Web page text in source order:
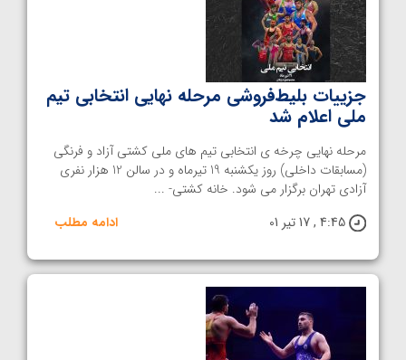
جزییات بلیط‌فروشی مرحله نهایی انتخابی تیم
ملی اعلام شد
مرحله نهایی چرخه ی انتخابی تیم های ملی کشتی آزاد و فرنگی
(مسابقات داخلی) روز یکشنبه 19 تیرماه و در سالن 12 هزار نفری
آزادی تهران برگزار می شود. خانه کشتی- ...
4:45 , 17 تیر 01
ادامه مطلب